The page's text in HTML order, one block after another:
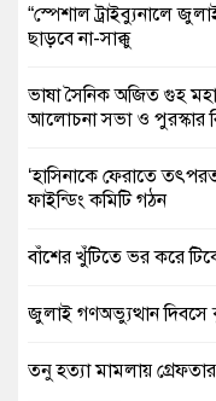
“স্পেশাল ট্রাইব্যুনালে
ছাড়বে না-সাক্কু
ভাষা সৈনিক অজিত গুহ
আলোচনা সভা ও পুরস্কার
‘হাসিনাকে ফেরাতে
ফাইন্ডিং কমিটি গঠন
বাঁশের খুঁটিতে ভর করে
জুলাই গণঅভ্যুত্থান দিবসে
তনু হত্যা মামলায়